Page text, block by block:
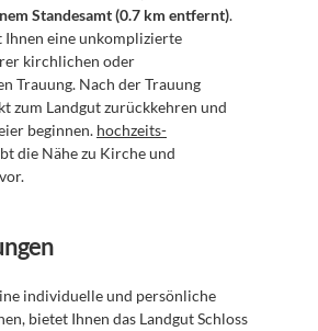
Standesamt (0.7 km entfernt).
Ihnen eine unkomplizierte
kirchlichen oder
Trauung. Nach der Trauung
zum Landgut zurückkehren und
beginnen. hochzeits-
die Nähe zu Kirche und
individuelle und persönliche
bietet Ihnen das Landgut Schloss